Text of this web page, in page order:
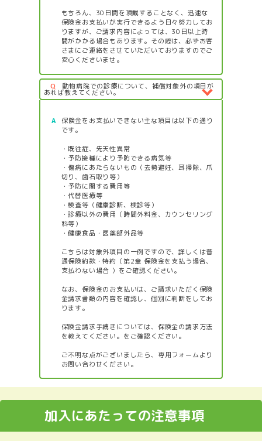
もちろん、30日間を頂戴することなく、迅速な
保険金お支払いが実行できるよう日々努力してお
りますが、ご請求内容によっては、30日以上時
間がかかる場合もあります。その際は、必ずお客
さまにご連絡をさせていただいておりますのでご
安心くださいませ。
Q 動物病院での診療について、補償対象外の項目が
あれば教えてください。
A
保険金をお支払いできない主な項目は以下の通り
です。
・既往症、先天性異常
・予防接種により予防できる病気等
・傷病にあたらないもの（去勢避妊、耳掃除、爪
切り、歯石取り等）
・予防に関する費用等
・代替医療等
・検査等（健康診断、検診等）
・診療以外の費用（時間外料金、カウンセリング
料等）
・健康食品・医薬部外品等
こちらは対象外項目の一例ですので、詳しくは普
通保険約款・特約（第2章 保険金を支払う場合、
支払わない場合 ） をご確認ください。
なお、保険金のお支払いは、ご請求いただく保険
金請求書類の内容を確認し、個別に判断をしてお
ります。
保険金請求手続きについては、 保険金の請求方法
を教えてください。 をご確認ください。
ご不明な点がございましたら、 専用フォームより
お問い合わせください。
加入にあたっての注意事項